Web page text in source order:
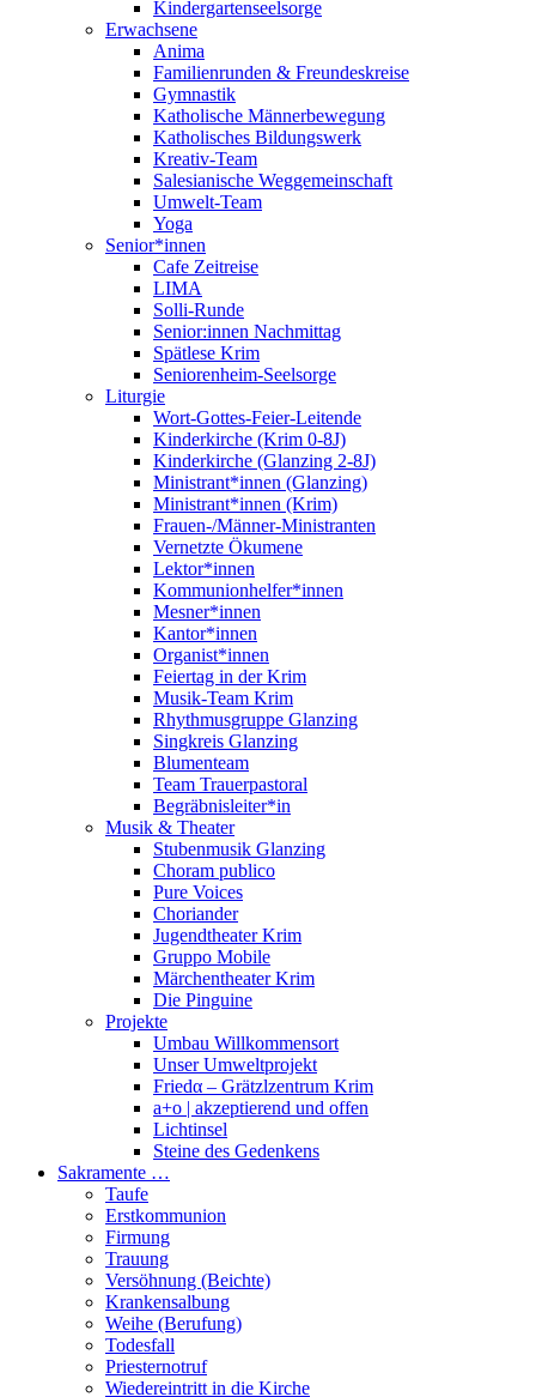
Kindergartenseelsorge
Erwachsene
Anima
Familienrunden & Freundeskreise
Gymnastik
Katholische Männerbewegung
Katholisches Bildungswerk
Kreativ-Team
Salesianische Weggemeinschaft
Umwelt-Team
Yoga
Senior*innen
Cafe Zeitreise
LIMA
Solli-Runde
Senior:innen Nachmittag
Spätlese Krim
Seniorenheim-Seelsorge
Liturgie
Wort-Gottes-Feier-Leitende
Kinderkirche (Krim 0-8J)
Kinderkirche (Glanzing 2-8J)
Ministrant*innen (Glanzing)
Ministrant*innen (Krim)
Frauen-/Männer-Ministranten
Vernetzte Ökumene
Lektor*innen
Kommunionhelfer*innen
Mesner*innen
Kantor*innen
Organist*innen
Feiertag in der Krim
Musik-Team Krim
Rhythmusgruppe Glanzing
Singkreis Glanzing
Blumenteam
Team Trauerpastoral
Begräbnisleiter*in
Musik & Theater
Stubenmusik Glanzing
Choram publico
Pure Voices
Choriander
Jugendtheater Krim
Gruppo Mobile
Märchentheater Krim
Die Pinguine
Projekte
Umbau Willkommensort
Unser Umweltprojekt
Friedα – Grätzlzentrum Krim
a+o | akzeptierend und offen
Lichtinsel
Steine des Gedenkens
Sakramente …
Taufe
Erstkommunion
Firmung
Trauung
Versöhnung (Beichte)
Krankensalbung
Weihe (Berufung)
Todesfall
Priesternotruf
Wiedereintritt in die Kirche